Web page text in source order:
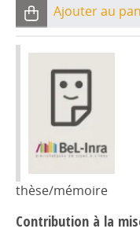
Ajouter au
thèse/mémoire
Contribution à la